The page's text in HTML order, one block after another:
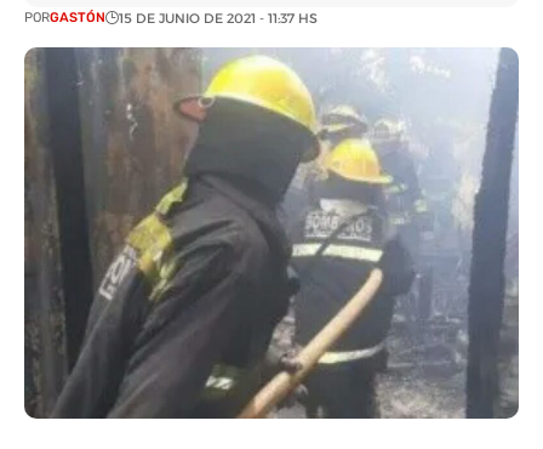
PORGASTÓN 15 DE JUNIO DE 2021 - 11:37 HS